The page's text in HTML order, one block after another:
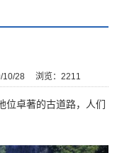
10/28 浏览： 2211
卓著的古道路，人们